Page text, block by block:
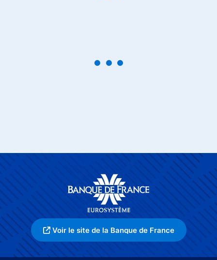
Voir le site de la Banque de France